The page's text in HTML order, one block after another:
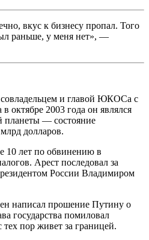
вкус к бизнесу пропал. Того
раньше, у меня нет», —
и главой ЮКОСа с
октябре 2003 года он являлся
планеты — состояние
долларов.
10 лет по обвинению в
Арест последовал за
России Владимиром
написал прошение Путину о
государства помиловал
пор живет за границей.